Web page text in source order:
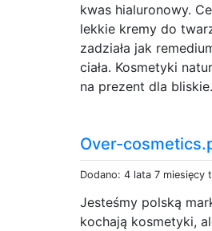
kwas hialuronowy.
lekkie kremy do
zadziała jak
ciała. Kosmetyki
na prezent dla
Over-
Dodano: 4 lata 7 miesięcy
Jesteśmy polską
kochają kosmetyki,